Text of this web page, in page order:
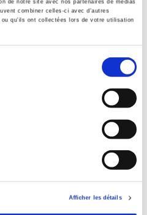
de notre site avec nos partenaires de médias
combiner celles-ci avec d'autres
qu'ils ont collectées lors de votre utilisation
Afficher les détails